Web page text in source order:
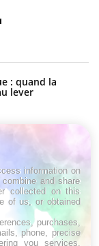
: quand la
lever
des
latérale
information on
and share
collected on this
of us, or obtained
purchases,
phone, precise
you services,